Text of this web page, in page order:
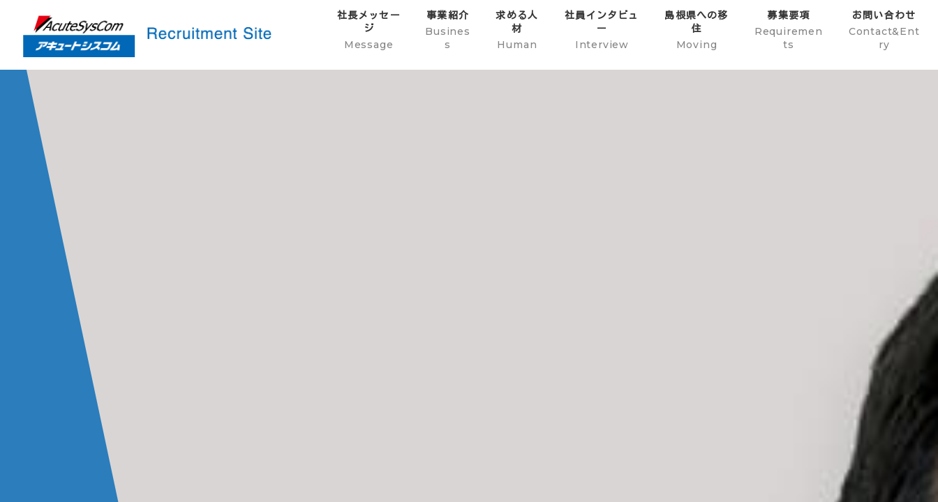
社長メッセー
ジ
Message
事業紹介
Busines
s
求める人
材
Human
社員インタビュ
ー
Interview
島根県への移
住
Moving
募集要項
Requiremen
ts
お問い合わせ
Contact&Ent
ry